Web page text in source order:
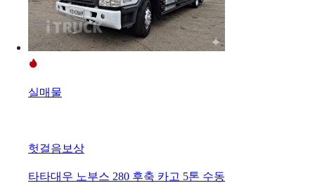
실매물
헛걸음보상
타타대우 노부스 280 후축 카고 5톤 수동